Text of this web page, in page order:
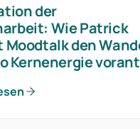
der
Wie Patrick
Moodtalk den
Kernenergie